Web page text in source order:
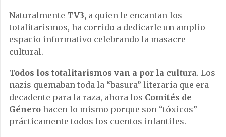
Naturalmente TV3, a quien le encantan los
totalitarismos, ha corrido a dedicarle un amplio
espacio informativo celebrando la masacre
cultural.
Todos los totalitarismos van a por la cultura. Los
nazis quemaban toda la “basura” literaria que era
decadente para la raza, ahora los Comités de
Género hacen lo mismo porque son “tóxicos”
prácticamente todos los cuentos infantiles.